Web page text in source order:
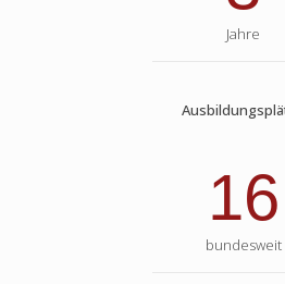
Jahre
16
bundesweit